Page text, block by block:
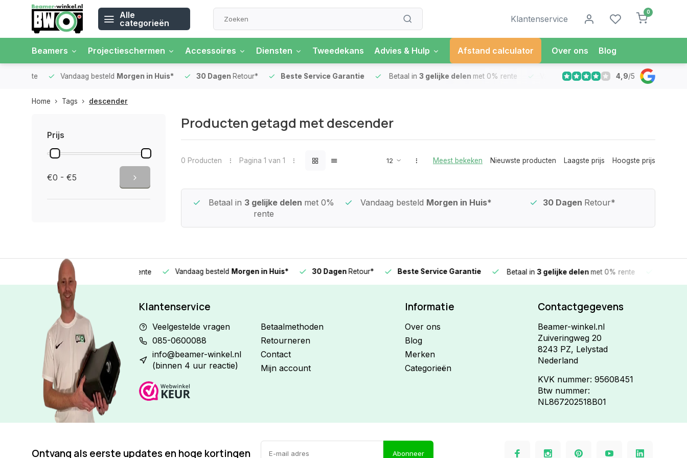
Alle
categorieën
Klantenservice
0
Beamers Projectieschermen Accessoires Diensten Tweedekans Advies & Hulp Afstand calculator Over ons Blog
Vandaag besteldMorgen in Huis* 30 DagenRetour* Beste Service Garantie Betaal in3 gelijke delenmet 0% rente Vandaag besteldMorgen in Huis*
4,9/5
Home Tags descender
Prijs
€0 - €5
Producten getagd met descender
0 Producten Pagina 1 van 1 Meest bekeken Nieuwste producten Laagste prijs Hoogste prijs
Beste Service Garantie Betaal in 3 gelijke delen met 0%
rente
Vandaag besteld Morgen in Huis* 30 Dagen Retour*
3 gelijke delen Vandaag besteldMorgen in Huis* 30 DagenRetour* Beste Service Garantie Betaal in3 gelijke delen met 0% rente
Klantenservice
Veelgestelde vragen
085-0600088
info@beamer-winkel.nl
(binnen 4 uur reactie)
Betaalmethoden
Retourneren
Contact
Mijn account
Informatie
Over ons
Blog
Merken
Categorieën
Contactgegevens
Beamer-winkel.nl
Zuiveringweg 20
8243 PZ, Lelystad
Nederland
KVK nummer: 95608451
Btw nummer:
NL867202518B01
Ontvang als eerste updates en hoge kortingen Abonneer